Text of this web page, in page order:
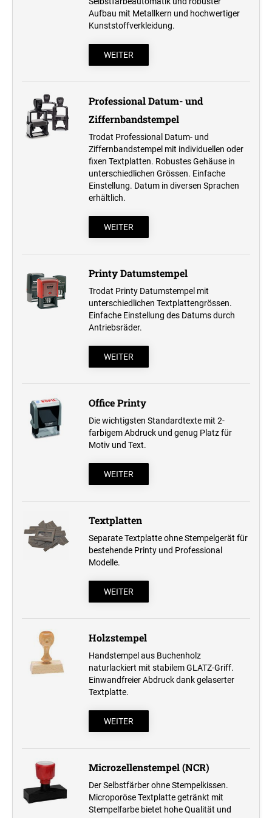
ERSATZKISSEN REINER
ERSATZKISSEN FÜR TASCHENSTEMPEL
Aufbau mit Metallkern und hochwertiger
Kunststoffverkleidung.
WEITER
Professional Datum- und
Ziffernbandstempel
Trodat Professional Datum- und
Ziffernbandstempel mit individuellen oder
fixen Textplatten. Robustes Gehäuse in
unterschiedlichen Grössen. Einfache
Einstellung. Datum in diversen Sprachen
erhältlich.
WEITER
Printy Datumstempel
Trodat Printy Datumstempel mit
unterschiedlichen Textplattengrössen.
Einfache Einstellung des Datums durch
Antriebsräder.
WEITER
Office Printy
Die wichtigsten Standardtexte mit 2-
farbigem Abdruck und genug Platz für
Motiv und Text.
WEITER
Textplatten
Separate Textplatte ohne Stempelgerät für
bestehende Printy und Professional
Modelle.
WEITER
Holzstempel
Handstempel aus Buchenholz
naturlackiert mit stabilem GLATZ-Griff.
Einwandfreier Abdruck dank gelaserter
Textplatte.
WEITER
Microzellenstempel (NCR)
Der Selbstfärber ohne Stempelkissen.
Microporöse Textplatte getränkt mit
Stempelfarbe bietet hohe Qualität und